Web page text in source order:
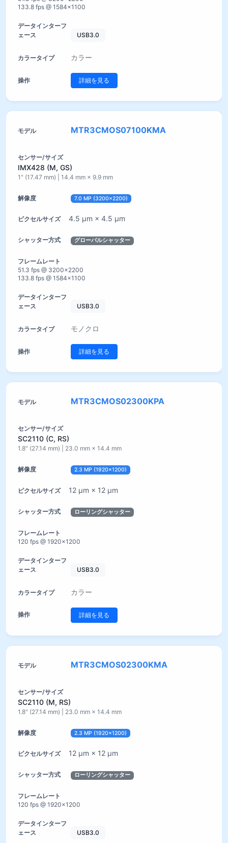
133.8 fps @ 1584×1100
USB3.0
カラー
詳細を見る
MTR3CMOS07100KMA
IMX428 (M, GS)
1" (17.47 mm) | 14.4 mm × 9.9 mm
7.0 MP (3200×2200)
4.5 µm × 4.5 µm
グローバルシャッター
51.3 fps @ 3200×2200
133.8 fps @ 1584×1100
USB3.0
モノクロ
詳細を見る
MTR3CMOS02300KPA
SC2110 (C, RS)
1.8" (27.14 mm) | 23.0 mm × 14.4 mm
2.3 MP (1920×1200)
12 µm × 12 µm
ローリングシャッター
120 fps @ 1920×1200
USB3.0
カラー
詳細を見る
MTR3CMOS02300KMA
SC2110 (M, RS)
1.8" (27.14 mm) | 23.0 mm × 14.4 mm
2.3 MP (1920×1200)
12 µm × 12 µm
ローリングシャッター
120 fps @ 1920×1200
USB3.0